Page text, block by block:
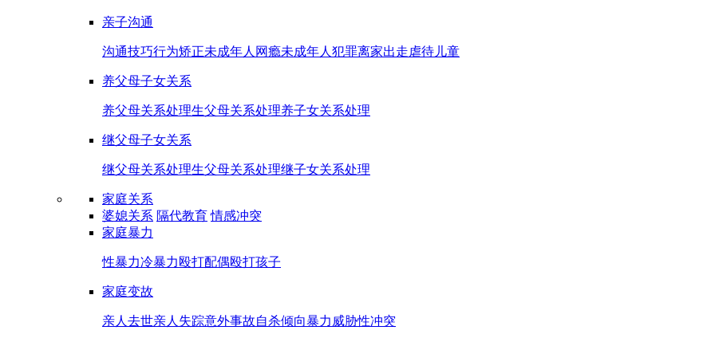
亲子沟通
沟通技巧行为矫正未成年人网瘾未成年人犯罪离家出走虐待儿童
养父母子女关系
养父母关系处理生父母关系处理养子女关系处理
继父母子女关系
继父母关系处理生父母关系处理继子女关系处理
家庭关系
婆媳关系 隔代教育 情感冲突
家庭暴力
性暴力冷暴力 殴打配偶殴打孩子
家庭变故
亲人去世亲人失踪意外事故自杀倾向暴力威胁性冲突